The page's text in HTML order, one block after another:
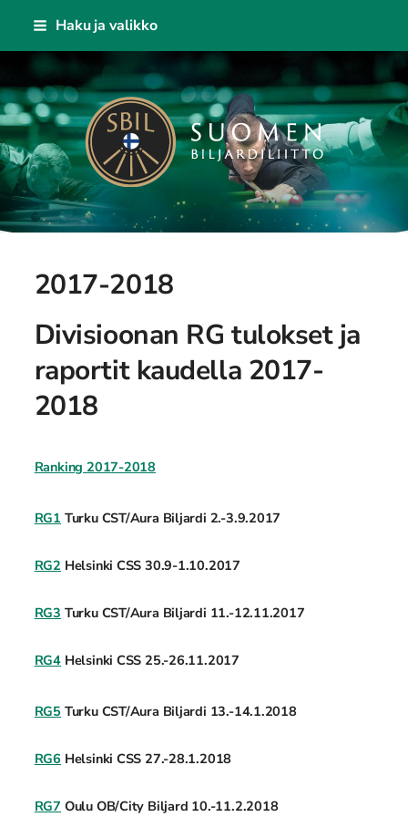
Siirry
sisältöön
Haku ja valikko
Suomen Biljardiliitto ry
2017-2018
Divisioonan RG tulokset ja
raportit kaudella 2017-
2018
Ranking 2017-2018
RG1 Turku CST/Aura Biljardi 2.-3.9.2017
RG2 Helsinki CSS 30.9-1.10.2017
RG3 Turku CST/Aura Biljardi 11.-12.11.2017
RG4 Helsinki CSS 25.-26.11.2017
RG5 Turku CST/Aura Biljardi 13.-14.1.2018
RG6 Helsinki CSS 27.-28.1.2018
RG7 Oulu OB/City Biljard 10.-11.2.2018